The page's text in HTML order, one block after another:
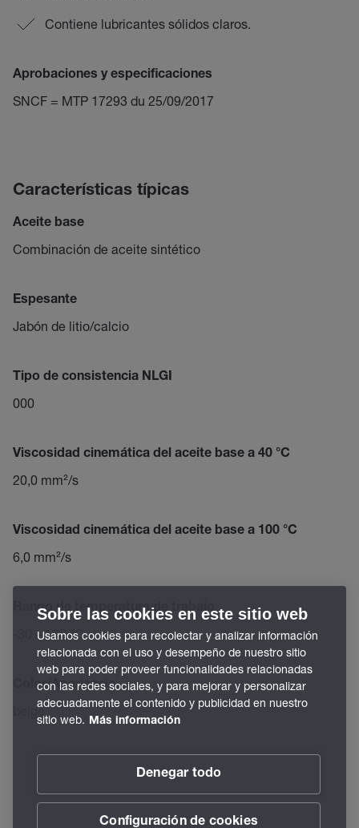
Contiene lubricantes sólidos claros.
Aprobaciones y especificaciones
SNCF = MTP 17293 du 25/09/2017
Características típicas
Aceite base
Combinación de aceite sintético
Espesante
Jabón de litio/calcio
Tipo de consistencia NLGI
000
Viscosidad cinemática del aceite base a 40 °C
20,0 mm²/s
Viscosidad cinemática del aceite base a 100 °C
6,0 mm²/s
Rango de temperatura de trabajo
-30 – 130 °C
Color/Apariencia
beige
Sobre las cookies en este sitio web
Usamos cookies para recolectar y analizar información
relacionada con el uso y desempeño de nuestro sitio
web para poder proveer funcionalidades relacionadas
con las redes sociales, y para mejorar y personalizar
adecuadamente el contenido y publicidad en nuestro
sitio web. Más información
Denegar todo
Configuración de cookies